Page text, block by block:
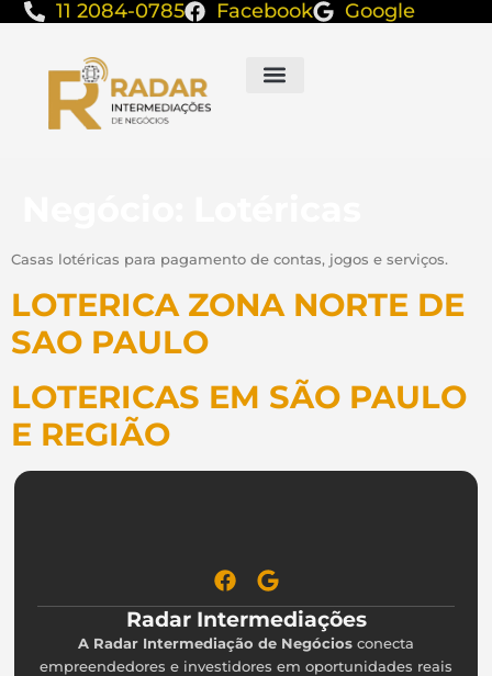
11 2084-0785 Facebook Google
Casas lotéricas para pagamento de contas, jogos e serviços.
LOTERICA ZONA NORTE DE
SAO PAULO
LOTERICAS EM SÃO PAULO
E REGIÃO
Radar Intermediações
A Radar Intermediação de Negócios conecta
empreendedores e investidores em oportunidades reais